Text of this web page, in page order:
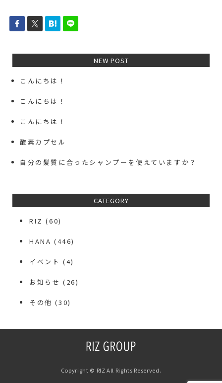
NEW POST
こんにちは！
こんにちは！
こんにちは！
酸素カプセル
自分の髪質に合ったシャンプーを使えていますか？
CATEGORY
RIZ (60)
HANA (446)
イベント (4)
お知らせ (26)
その他 (30)
Copyright © RIZ All Rights Reserved.